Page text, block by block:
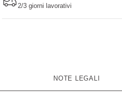
2/3 giorni lavorativi
NOTE LEGALI